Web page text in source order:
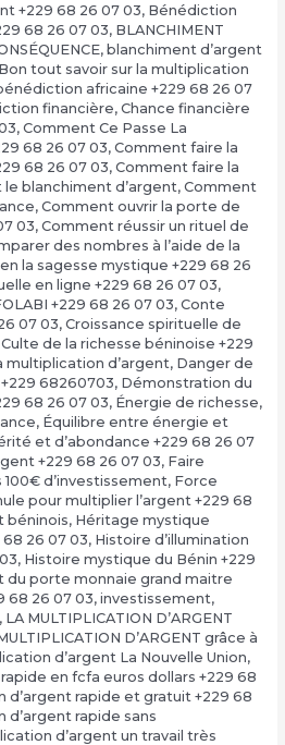
+229 68 26 07 03, Bénédiction
68 26 07 03, BLANCHIMENT
, blanchiment d’argent
Bon tout savoir sur la multiplication
africaine +229 68 26 07
financière, Chance financière
, Comment Ce Passe La
68 26 07 03, Comment faire la
68 26 07 03, Comment faire la
blanchiment d’argent, Comment
, Comment ouvrir la porte de
03, Comment réussir un rituel de
des nombres à l’aide de la
la sagesse mystique +229 68 26
en ligne +229 68 26 07 03,
+229 68 26 07 03, Conte
07 03, Croissance spirituelle de
Culte de la richesse béninoise +229
multiplication d’argent, Danger de
68260703, Démonstration du
68 26 07 03, Énergie de richesse,
, Équilibre entre énergie et
et d’abondance +229 68 26 07
+229 68 26 07 03, Faire
d’investissement, Force
pour multiplier l’argent +229 68
béninois, Héritage mystique
68 26 07 03, Histoire d’illumination
, Histoire mystique du Bénin +229
du porte monnaie grand maitre
68 26 07 03, investissement,
, LA MULTIPLICATION D’ARGENT
D’ARGENT grâce à
d’argent La Nouvelle Union,
en fcfa euros dollars +229 68
d’argent rapide et gratuit +229 68
d’argent rapide sans
d’argent un travail très